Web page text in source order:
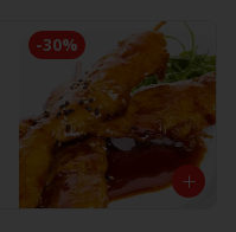
-30%